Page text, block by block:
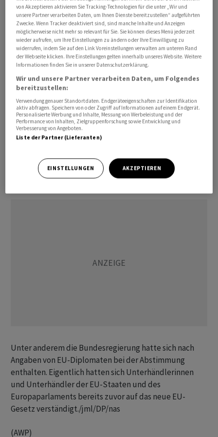
auf X, ehemals Twitter. Die Abstimmung galt als
entscheidende Hürde, damit das Vorhaben in Kraft
treten kann.
Mit den geplanten Regeln sollen Menschen, die über
Hausangestellte oder Essenslieferanten arbeiten,
besser vor Scheinselbstständigkeit geschützt werden.
So soll künftig angenommen werden, dass
Arbeitnehmer Beschäftigte und keine Selbstständigen
sind, wenn Indizien etwa auf eine Kontrolle der
Gegenteil sollte Angaben des EU-Parlaments zufolge
bei den Plattformen liegen - sie müssten dann
beweisen, dass kein Beschäftigungsverhältnis besteht.
Unter anderem die Bundesregierung hatte sich nach
Angaben von EU-Diplomaten bei der Abstimmung
enthalten. Eigentlich hatten sich Unterhändlerinnen
und Unterhändler der EU-Staaten und des
Europaparlaments bereits zuvor auf das neue EU-
Gesetz verständigt./jml/DP/nas
(AWP)
von Akzeptieren aktivieren Sie Tracking-Technologien für die unter „Wir und
unsere Partner verarbeiten Daten, um Ihnen Dienste bereitzustellen“ aufgeführten
Zwecke. Wenn Tracker deaktiviert sind, sind manche Inhalte und Anzeigen
möglicherweise nicht mehr so relevant für Sie. Sie können dieses Menü jederzeit
wieder aufrufen, um Ihre Einstellungen zu ändern oder Ihre Einwilligung zu
widerrufen, indem Sie auf den Link Voreinstellungen verwalten am unteren Rand
der Webseite klicken. Ihre Einstellungen gelten innerhalb unseres Website. Weitere
Informationen finden Sie in unserer Datenschutzerklärung.
Wir und unsere Partner verarbeiten Daten, um Folgendes
bereitzustellen:
Verwendung genauer Standortdaten. Endgeräteeigenschaften zur Identifikation
aktiv abfragen. Speichern von oder Zugriff auf Informationen auf einem Endgerät.
Personalisierte Werbung und Inhalte, Messung von Werbeleistung und der
Performance von Inhalten, Zielgruppenforschung sowie Entwicklung und
Verbesserung von Angeboten.
Liste der Partner (Lieferanten)
EINSTELLUNGEN AKZEPTIEREN